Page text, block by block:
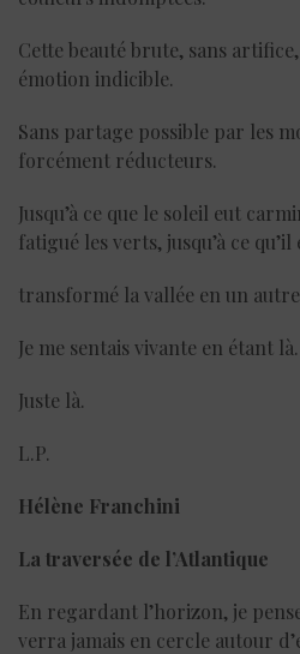
Cette beauté brute, sans
émotion indicible.
Sans partage possible par les
forcément réducteurs.
Jusqu’à ce que le soleil eut
fatigué les verts, jusqu’à ce qu’il
transformé la vallée en un
Je me sentais vivante en étant là.
Juste là.
L.P.
Hélène Franchini
La traversée de l’Atlantique
En regardant l’horizon, je
verra jamais en cercle autour